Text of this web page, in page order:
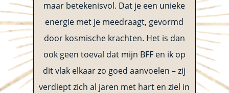
maar betekenisvol. Dat je een unieke
energie met je meedraagt, gevormd
door kosmische krachten. Het is dan
ook geen toeval dat mijn BFF en ik op
dit vlak elkaar zo goed aanvoelen – zij
verdiept zich al jaren met hart en ziel in